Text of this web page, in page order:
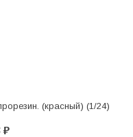
(красный) (1/24)
₽